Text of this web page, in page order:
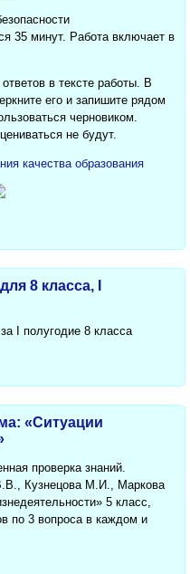
35 минут. Работа включает в
в тексте работы. В
его и запишите рядом
черновиком.
не будут.
качества образования
8 класса, I
I полугодие 8 класса
«Ситуации
проверка знаний.
Кузнецова М.И., Маркова
5 класс,
по 3 вопроса в каждом и